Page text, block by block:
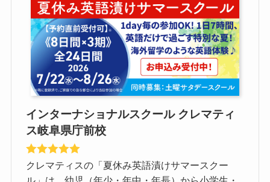
インターナショナルスクール クレマティ
ス岐阜県庁前校
クレマティスの「夏休み英語漬けサマースクー